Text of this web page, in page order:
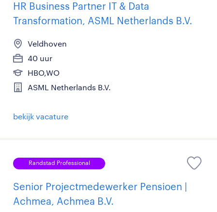
HR Business Partner IT & Data
Transformation, ASML Netherlands B.V.
Veldhoven
40 uur
HBO,WO
ASML Netherlands B.V.
bekijk vacature
Randstad Professional
Senior Projectmedewerker Pensioen |
Achmea, Achmea B.V.